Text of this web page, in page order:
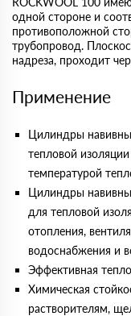
одной стороне и
противоположной
трубопровод.
надреза, проходит
Применение
Цилиндры
тепловой
температурой
Цилиндры
для тепловой
отопления,
водоснабжения и
Эффективная
Химическая
растворителям,